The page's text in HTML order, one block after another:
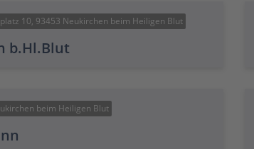
10, 93453 Neukirchen beim Heiligen Blut
b.Hl.Blut
beim Heiligen Blut